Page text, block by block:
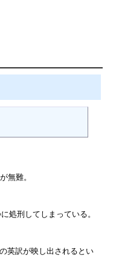
無難。
処刑してしまっている。
の英訳が映し出されるとい